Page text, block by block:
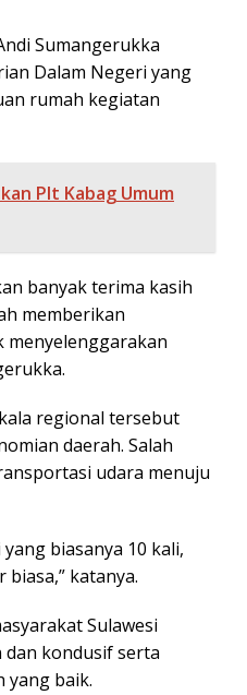
Sumangerukka
Dalam Negeri yang
rumah kegiatan
Plt Kabag Umum
banyak terima kasih
memberikan
menyelenggarakan
regional tersebut
daerah. Salah
udara menuju
biasanya 10 kali,
katanya.
Sulawesi
dan kondusif serta
yang baik.